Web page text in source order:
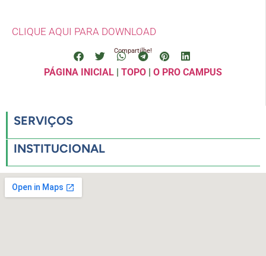
CLIQUE AQUI PARA DOWNLOAD
Compartilhe!
PÁGINA INICIAL| TOPO| O PRO CAMPUS
SERVIÇOS
INSTITUCIONAL